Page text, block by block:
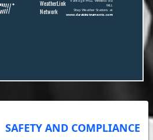
SAFETY AND COMPLIANCE